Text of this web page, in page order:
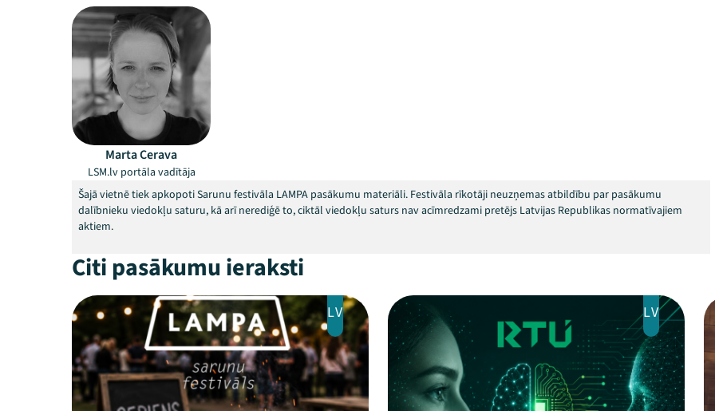
Marta Cerava
LSM.lv portāla vadītāja
Šajā vietnē tiek apkopoti Sarunu festivāla LAMPA pasākumu materiāli. Festivāla rīkotāji neuzņemas atbildību par pasākumu
dalībnieku viedokļu saturu, kā arī nerediģē to, ciktāl viedokļu saturs nav acīmredzami pretējs Latvijas Republikas normatīvajiem
aktiem.
Citi pasākumu ieraksti
LV LV